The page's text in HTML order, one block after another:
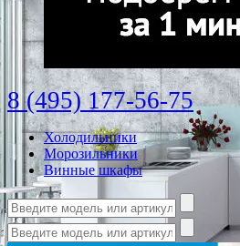
8 (495) 177-56-75
Холодильники
Морозильники
Винные шкафы